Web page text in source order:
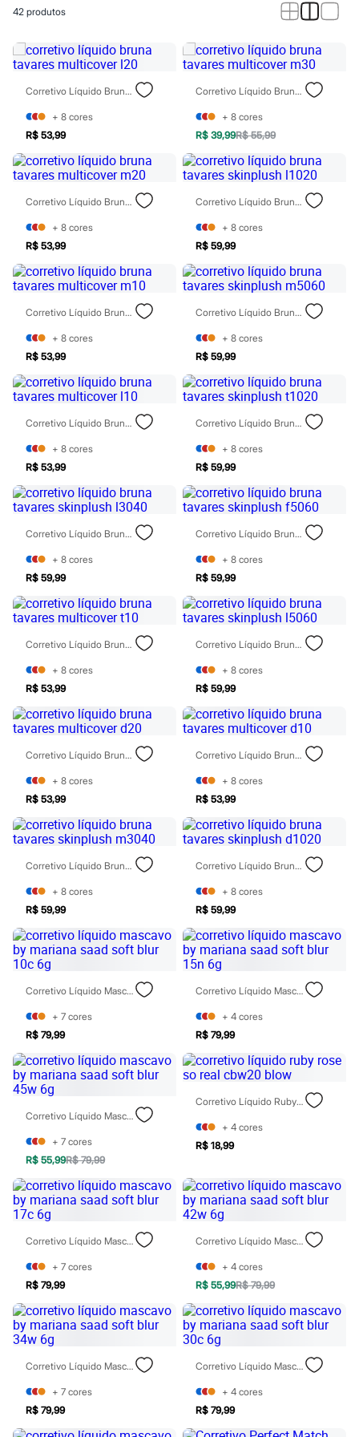
Casacos e Jaquetas
Macacões
Saias
Shorts e Bermudas
Vestidos
Bolsas
Bonés e Chapéus
Cintos
Óculos
Calçados
Botas
Chinelos
Rasteirinhas
Sandálias
Sapatilhas
Tênis
Marcas
City
Clock House
Mindset
Sawary
Yessica
Moda esportiva
Acessórios
Blusas
Leggings
Shorts e Bermudas
Moda íntima
Calcinhas
Meias
Pijamas
Sutiãs e Tops
Moda praia
Biquínis
Maiôs
Saídas de praia
Personagens
Plus size
Blusas e Camisetas
Calças
Casacos e Jaquetas
Jeans
Moda esportiva
Shorts e Saias
Vestidos
Em alta
Dia dos Pais
Novidades
Roupas
Camisas
Calças
Camisetas e Regatas
Casacos e Jaquetas
Jeans
Polos
Acessórios
Bolsas e Mochilas
Chapéus e Bonés
Cintos
Carteiras
Óculos
Relógios
Calçados
Botas
Chinelos
Sapatos
Sandálias e Papetes
Moda esportiva
Acessórios
Camisetas
Calças
Calçados
Moda íntima
Cuecas
Meias
Pijamas
Moda praia
Personagens
Plus size
Blusas e Camisetas
Calças
Camisas
Casacos e Jaquetas
Jeans
Moda esportiva
Shorts e Bermudas
42 produtos
Corretivo Líquido Bruna Tavares Multicover L20
+ 8 cores
R$ 53,99
Corretivo Líquido Bruna Tavares Multicover M30
+ 8 cores
R$ 39,99R$ 55,99
Corretivo Líquido Bruna Tavares Multicover M20
+ 8 cores
R$ 53,99
Corretivo Líquido Bruna Tavares Skinplush L1020
+ 8 cores
R$ 59,99
Corretivo Líquido Bruna Tavares Multicover M10
+ 8 cores
R$ 53,99
Corretivo Líquido Bruna Tavares Skinplush M5060
+ 8 cores
R$ 59,99
Corretivo Líquido Bruna Tavares Multicover L10
+ 8 cores
R$ 53,99
Corretivo Líquido Bruna Tavares Skinplush T1020
+ 8 cores
R$ 59,99
Corretivo Líquido Bruna Tavares Skinplush L3040
+ 8 cores
R$ 59,99
Corretivo Líquido Bruna Tavares Skinplush F5060
+ 8 cores
R$ 59,99
Corretivo Líquido Bruna Tavares Multicover T10
+ 8 cores
R$ 53,99
Corretivo Líquido Bruna Tavares Skinplush L5060
+ 8 cores
R$ 59,99
Corretivo Líquido Bruna Tavares Multicover D20
+ 8 cores
R$ 53,99
Corretivo Líquido Bruna Tavares Multicover D10
+ 8 cores
R$ 53,99
Corretivo Líquido Bruna Tavares Skinplush M3040
+ 8 cores
R$ 59,99
Corretivo Líquido Bruna Tavares Skinplush D1020
+ 8 cores
R$ 59,99
Corretivo Líquido Mascavo By Mariana Saad Soft Blur 10c 6g
+ 7 cores
R$ 79,99
Corretivo Líquido Mascavo By Mariana Saad Soft Blur 15n 6g
+ 4 cores
R$ 79,99
Corretivo Líquido Mascavo By Mariana Saad Soft Blur 45w 6g
+ 7 cores
R$ 55,99R$ 79,99
Corretivo Líquido Ruby Rose So Real Cbw20 Blow
+ 4 cores
R$ 18,99
Corretivo Líquido Mascavo By Mariana Saad Soft Blur 17c 6g
+ 7 cores
R$ 79,99
Corretivo Líquido Mascavo By Mariana Saad Soft Blur 42w 6g
+ 4 cores
R$ 55,99R$ 79,99
Corretivo Líquido Mascavo By Mariana Saad Soft Blur 34w 6g
+ 7 cores
R$ 79,99
Corretivo Líquido Mascavo By Mariana Saad Soft Blur 30c 6g
+ 4 cores
R$ 79,99